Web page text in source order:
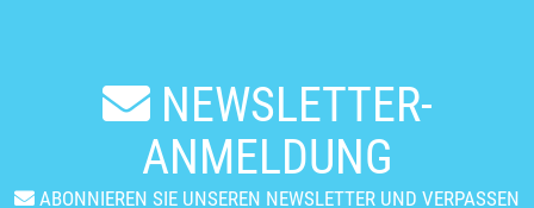
NEWSLETTER-
ANMELDUNG
ABONNIEREN SIE UNSEREN NEWSLETTER UND VERPASSEN